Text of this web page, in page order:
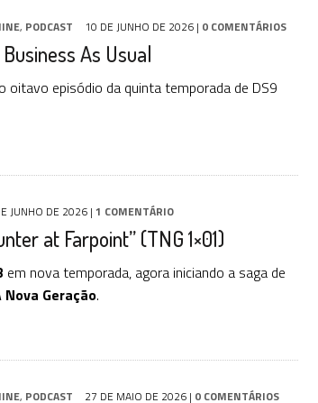
, PODCAST 10 DE JUNHO DE 2026 | 0 COMENTÁRIOS
As Usual
oitavo episódio da quinta temporada de DS9
JUNHO DE 2026 | 1 COMENTÁRIO
at Farpoint” (TNG 1×01)
em nova temporada, agora iniciando a saga de
Geração.
, PODCAST 27 DE MAIO DE 2026 | 0 COMENTÁRIOS